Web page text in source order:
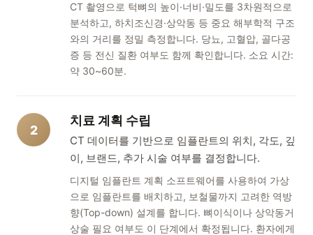
CT 촬영으로 턱뼈의 높이·너비·밀도를 3차원적으로
분석하고, 하치조신경·상악동 등 중요 해부학적 구조
와의 거리를 정밀 측정합니다. 당뇨, 고혈압, 골다공
증 등 전신 질환 여부도 함께 확인합니다. 소요 시간:
약 30~60분.
2
치료 계획 수립
CT 데이터를 기반으로 임플란트의 위치, 각도, 깊
이, 브랜드, 추가 시술 여부를 결정합니다.
디지털 임플란트 계획 소프트웨어를 사용하여 가상
으로 임플란트를 배치하고, 보철물까지 고려한 역방
향(Top-down) 설계를 합니다. 뼈이식이나 상악동거
상술 필요 여부도 이 단계에서 확정됩니다. 환자에게